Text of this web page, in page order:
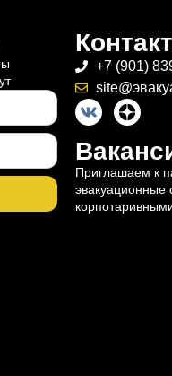
+7 (901)
Приглашаем к
эвакуационные